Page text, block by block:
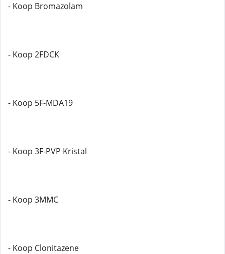
- Koop Bromazolam
- Koop 2FDCK
- Koop 5F-MDA19
- Koop 3F-PVP Kristal
- Koop 3MMC
- Koop Clonitazene